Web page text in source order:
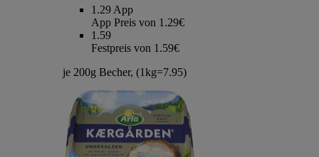
1.29 App
App Preis von 1.29€
1.59
Festpreis von 1.59€
je 200g Becher, (1kg=7.95)